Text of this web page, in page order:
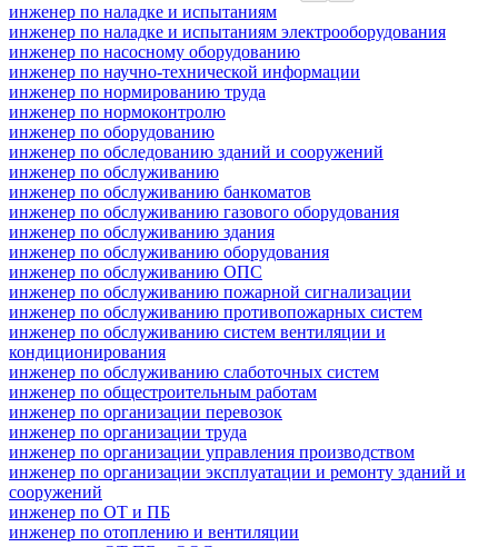
инженер по наладке и испытаниям
инженер по наладке и испытаниям электрооборудования
инженер по насосному оборудованию
инженер по научно-технической информации
инженер по нормированию труда
инженер по нормоконтролю
инженер по оборудованию
инженер по обследованию зданий и сооружений
инженер по обслуживанию
инженер по обслуживанию банкоматов
инженер по обслуживанию газового оборудования
инженер по обслуживанию здания
инженер по обслуживанию оборудования
инженер по обслуживанию ОПС
инженер по обслуживанию пожарной сигнализации
инженер по обслуживанию противопожарных систем
инженер по обслуживанию систем вентиляции и
кондиционирования
инженер по обслуживанию слаботочных систем
инженер по общестроительным работам
инженер по организации перевозок
инженер по организации труда
инженер по организации управления производством
инженер по организации эксплуатации и ремонту зданий и
сооружений
инженер по ОТ и ПБ
инженер по отоплению и вентиляции